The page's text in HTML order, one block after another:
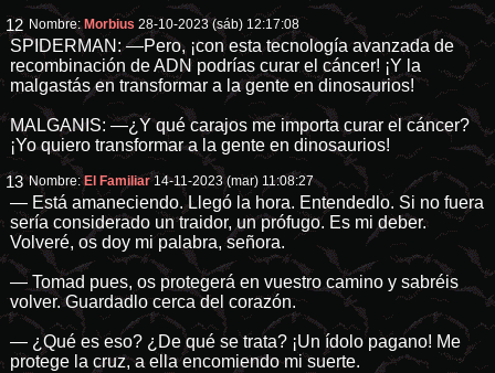
12 Nombre: Morbius 28-10-2023 (sáb) 12:17:08
SPIDERMAN: —Pero, ¡con esta tecnología avanzada de
recombinación de ADN podrías curar el cáncer! ¡Y la
malgastás en transformar a la gente en dinosaurios!
MALGANIS: —¿Y qué carajos me importa curar el cáncer?
¡Yo quiero transformar a la gente en dinosaurios!
13 Nombre: El Familiar 14-11-2023 (mar) 11:08:27
— Está amaneciendo. Llegó la hora. Entendedlo. Si no fuera
sería considerado un traidor, un prófugo. Es mi deber.
Volveré, os doy mi palabra, señora.
— Tomad pues, os protegerá en vuestro camino y sabréis
volver. Guardadlo cerca del corazón.
— ¿Qué es eso? ¿De qué se trata? ¡Un ídolo pagano! Me
protege la cruz, a ella encomiendo mi suerte.